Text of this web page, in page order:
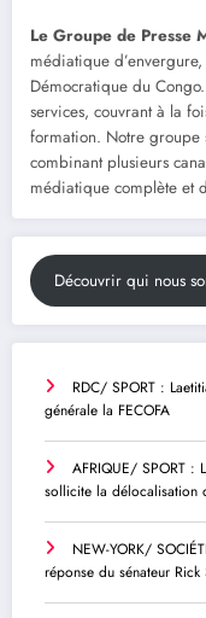
Le Groupe de Presse
médiatique
Démocratique du
services, couvrant à la
formation. Notre groupe
combinant plusieurs
médiatique complète et
Découvrir qui nous
RDC/ SPORT :
générale la FECOFA
AFRIQUE/ SPORT :
sollicite la délocalisation
NEW-YORK/
réponse du sénateur